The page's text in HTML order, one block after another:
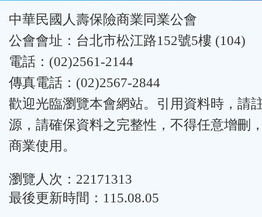
:::中華民國人壽保險商業同業公會
公會會址：台北市松江路152號5樓 (104)
電話：(02)2561-2144
傳真電話：(02)2567-2844
歡迎光臨瀏覽本會網站。引用資料時，請
源，請確保資料之完整性，不得任意增刪
商業使用。
瀏覽人次：22171313
最後更新時間：115.08.05